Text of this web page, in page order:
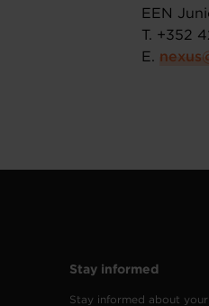
EEN
T. +352
E.
Stay informed
Stay informed about